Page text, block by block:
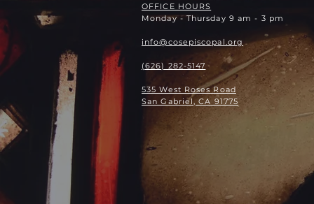
OFFICE HOURS
Monday - Thursday 9 am - 3 pm
info@cosepiscopal.org
(626) 282-5147
535 West Roses Road
San Gabriel, CA 91775